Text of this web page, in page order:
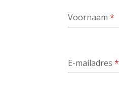
Voornaam*
E-mailadres*